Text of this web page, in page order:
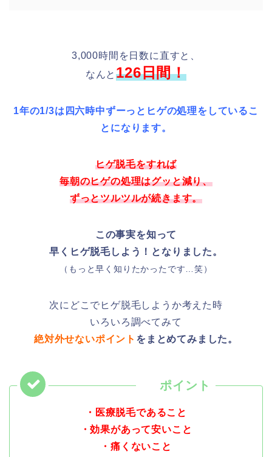
3,000時間を日数に直すと、
なんと126日間！
1年の1/3は四六時中ずーっとヒゲの処理をしているこ
とになります。
ヒゲ脱毛をすれば
毎朝のヒゲの処理はグッと減り、
ずっとツルツルが続きます。
この事実を知って
早くヒゲ脱毛しよう！となりました。
（もっと早く知りたかったです…笑）
次にどこでヒゲ脱毛しようか考えた時
いろいろ調べてみて
絶対外せないポイント をまとめてみました。
・医療脱毛であること
・効果があって安いこと
・痛くないこと